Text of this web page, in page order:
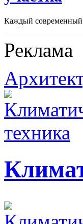
Каждый современный
Реклама